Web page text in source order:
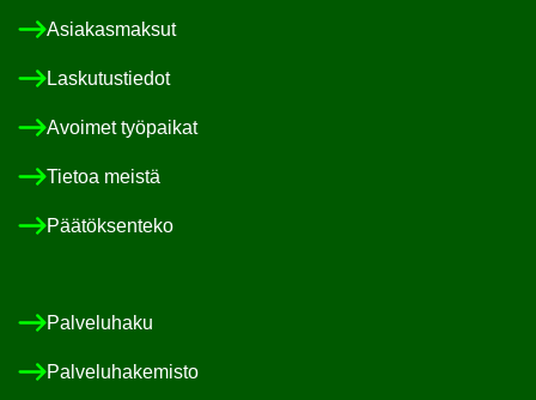
Asia­kas­mak­sut
Las­ku­tus­tie­dot
Avoi­met työ­pai­kat
Tie­toa meis­tä
Pää­tök­sen­te­ko
Pal­ve­lu­ha­ku
Pal­ve­lu­ha­ke­mis­to